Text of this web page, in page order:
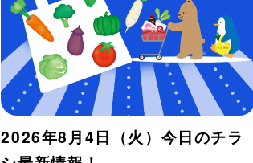
2026年8月4日（火）今日のチラ